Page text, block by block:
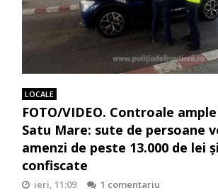
LOCALE
FOTO/VIDEO. Controale
Satu Mare: sute de persoane
amenzi de peste 13.000 de lei
confiscate
ieri, 11:09
1 comentariu